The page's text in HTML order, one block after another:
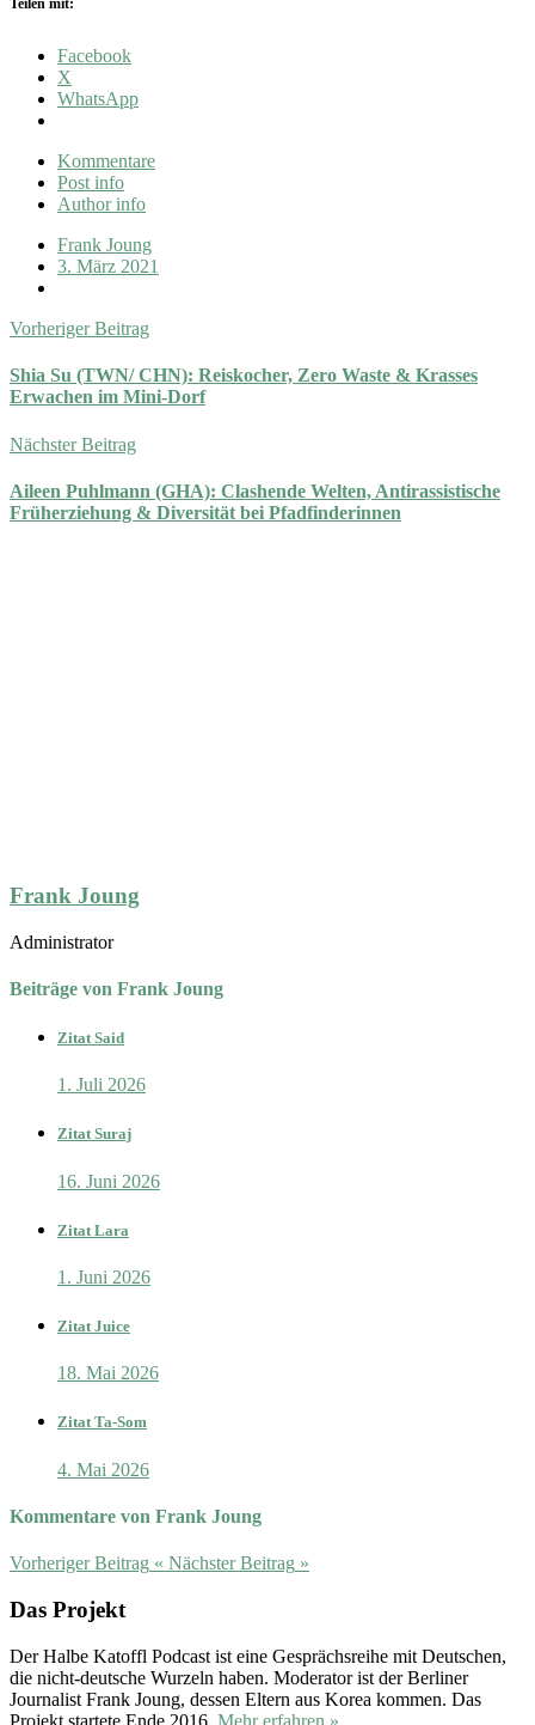
Teilen mit:
Facebook
X
WhatsApp
Kommentare
Post info
Author info
Frank Joung
3. März 2021
Vorheriger Beitrag
Shia Su (TWN/ CHN): Reiskocher, Zero Waste & Krasses
Erwachen im Mini-Dorf
Nächster Beitrag
Aileen Puhlmann (GHA): Clashende Welten, Antirassistische
Früherziehung & Diversität bei Pfadfinderinnen
Frank Joung
Administrator
Beiträge von Frank Joung
Zitat Said
1. Juli 2026
Zitat Suraj
16. Juni 2026
Zitat Lara
1. Juni 2026
Zitat Juice
18. Mai 2026
Zitat Ta-Som
4. Mai 2026
Kommentare von Frank Joung
Vorheriger Beitrag « Nächster Beitrag »
Das Projekt
Der Halbe Katoffl Podcast ist eine Gesprächsreihe mit Deutschen,
die nicht-deutsche Wurzeln haben. Moderator ist der Berliner
Journalist Frank Joung, dessen Eltern aus Korea kommen. Das
Projekt startete Ende 2016. Mehr erfahren »